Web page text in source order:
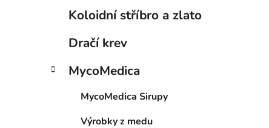
Koloidní stříbro a zlato
Dračí krev
MycoMedica
MycoMedica Sirupy
Výrobky z medu